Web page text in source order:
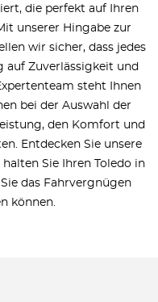
die perfekt auf Ihren
unserer Hingabe zur
wir sicher, dass jedes
auf Zuverlässigkeit und
steht Ihnen
bei der Auswahl der
den Komfort und
Entdecken Sie unsere
Sie Ihren Toledo in
das Fahrvergnügen
können.